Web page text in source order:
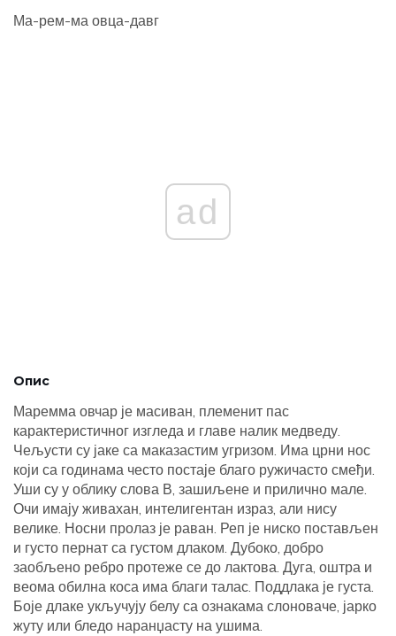
Ма-рем-ма овца-давг
ad
Опис
Маремма овчар је масиван, племенит пас
карактеристичног изгледа и главе налик медведу.
Чељусти су јаке са маказастим угризом. Има црни нос
који са годинама често постаје благо ружичасто смеђи.
Уши су у облику слова В, зашиљене и прилично мале.
Очи имају живахан, интелигентан израз, али нису
велике. Носни пролаз је раван. Реп је ниско постављен
и густо пернат са густом длаком. Дубоко, добро
заобљено ребро протеже се до лактова. Дуга, оштра и
веома обилна коса има благи талас. Поддлака је густа.
Боје длаке укључују белу са ознакама слоноваче, јарко
жуту или бледо наранџасту на ушима.